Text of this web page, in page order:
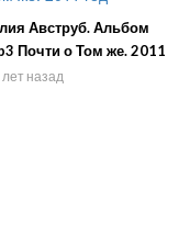
Авструб. Альбом
Почти о Том же. 2011
лет назад